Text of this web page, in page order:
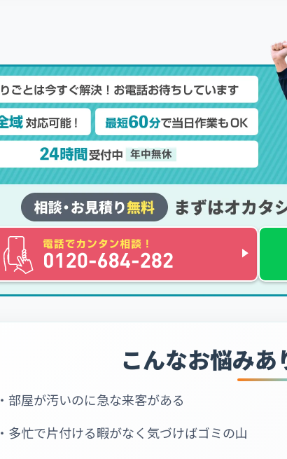
こんなお悩みあ
・部屋が汚いのに急な来客がある
・多忙で片付ける暇がなく気づけばゴミの山